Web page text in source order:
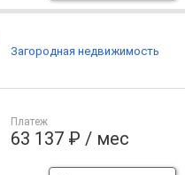
Платеж
63 137 ₽ / мес
Загородная недвижимость